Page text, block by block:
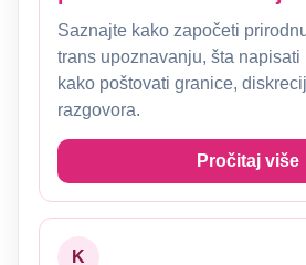
Saznajte kako započeti
trans upoznavanju, šta napisati
kako poštovati granice,
razgovora.
Pročitaj više
K